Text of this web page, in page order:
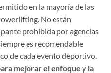
en la mayoría de las
No están
prohibida por agencias
es recomendable
de cada evento deportivo.
mejorar el enfoque y la